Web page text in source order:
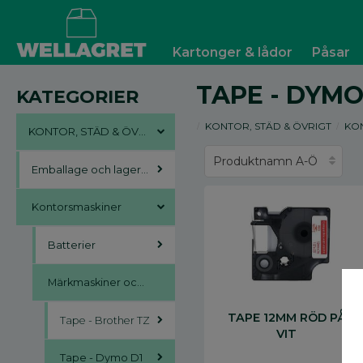
Kartonger & lådor Påsar
TAPE -
KONTOR, STÄD & ÖVRIGT
TAPE 12MM RÖD PÅ
VIT
KATEGORIER
KONTOR, STÄD & ÖVRIGT
Emballage och lagerutrustning
Kontorsmaskiner
Batterier
Märkmaskiner och tape
Tape - Brother TZ
Tape - Dymo D1